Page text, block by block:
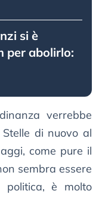
si è
per abolirlo:
verrebbe
di nuovo al
come pure il
sembra essere
politica, è molto